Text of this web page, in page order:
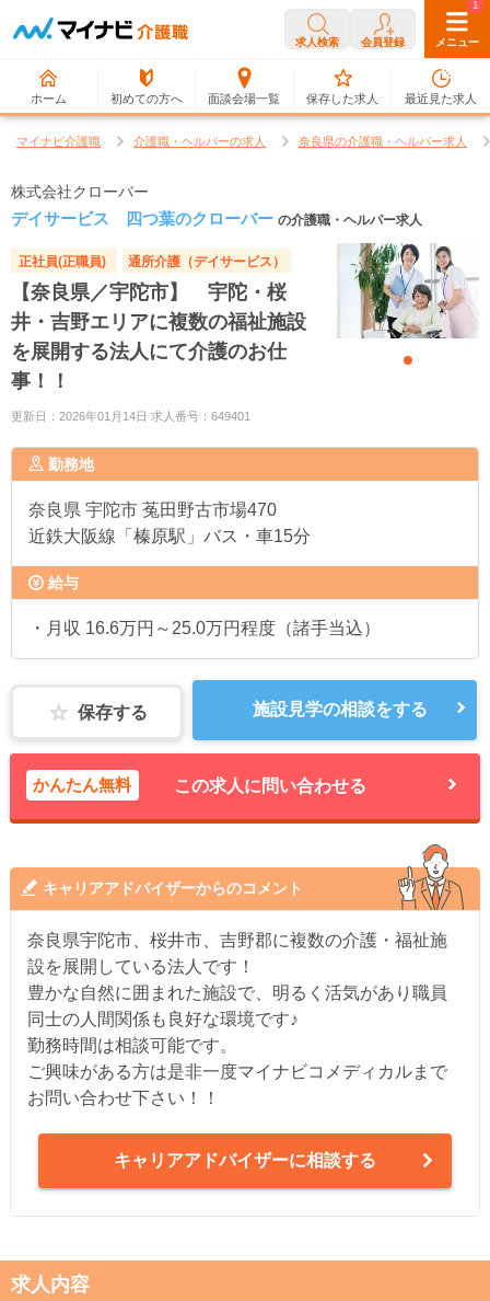
求人検索 会員登録 メニュー
ホーム 初めての方へ 面談会場一覧
0
保存した求人
1
最近見た求人
マイナビ介護職 介護職・ヘルパーの求人 奈良県の介護職・ヘルパー求人
株式会社クローバー
デイサービス 四つ葉のクローバー の介護職・ヘルパー求人
正社員(正職員) 通所介護（デイサービス）
【奈良県／宇陀市】 宇陀・桜
井・吉野エリアに複数の福祉施設
を展開する法人にて介護のお仕
事！！
更新日：2026年01月14日 求人番号：649401
勤務地
奈良県 宇陀市 菟田野古市場470
近鉄大阪線「榛原駅」バス・車15分
給与
・月収 16.6万円～25.0万円程度（諸手当込）
保存する 施設見学の相談をする
かんたん無料 この求人に問い合わせる
キャリアアドバイザーからのコメント
奈良県宇陀市、桜井市、吉野郡に複数の介護・福祉施
設を展開している法人です！
豊かな自然に囲まれた施設で、明るく活気があり職員
同士の人間関係も良好な環境です♪
勤務時間は相談可能です。
ご興味がある方は是非一度マイナビコメディカルまで
お問い合わせ下さい！！
キャリアアドバイザーに相談する
求人内容